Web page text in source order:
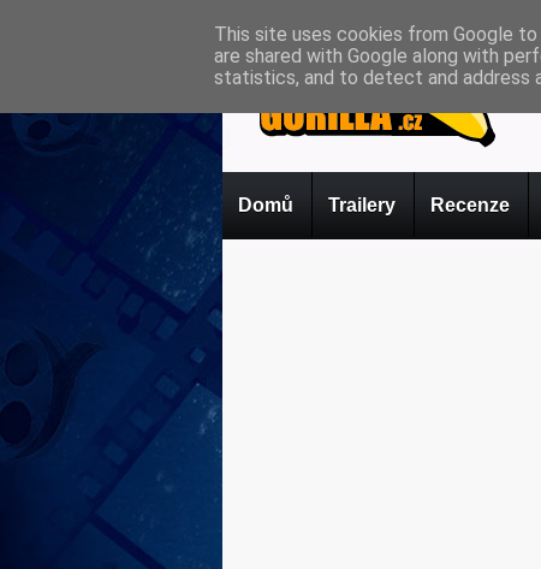
Domů Trailery Recenze
This site uses cookies from Google
are shared with Google along with
statistics, and to detect and address